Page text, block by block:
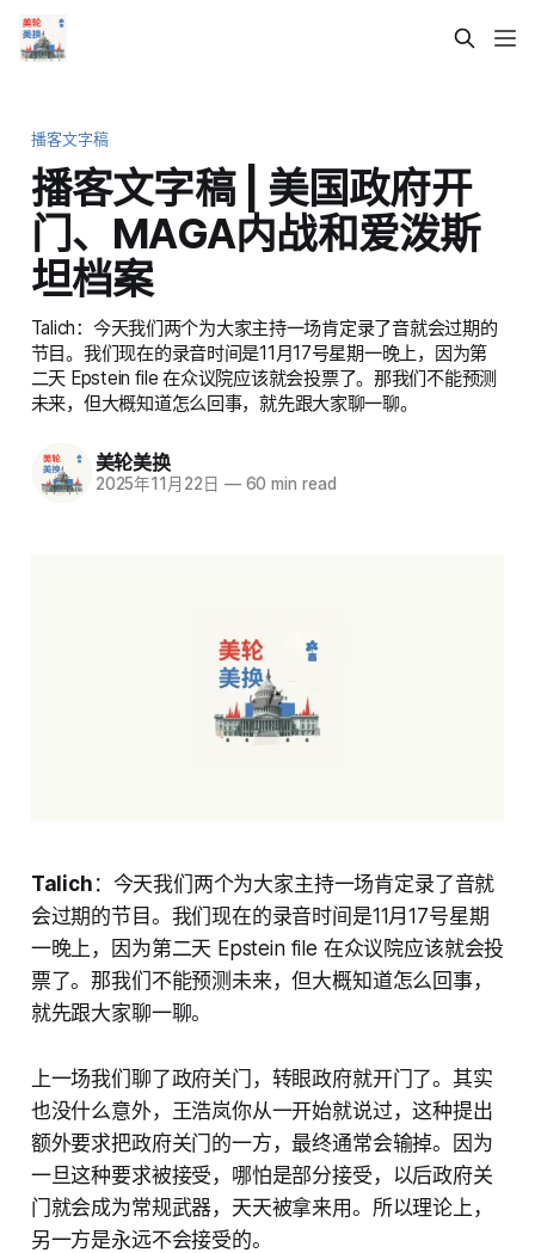
播客文字稿
播客文字稿 | 美国政府开
门、MAGA内战和爱泼斯
坦档案
Talich：今天我们两个为大家主持一场肯定录了音就会过期的
节目。我们现在的录音时间是11月17号星期一晚上，因为第
二天 Epstein file 在众议院应该就会投票了。那我们不能预测
未来，但大概知道怎么回事，就先跟大家聊一聊。
美轮美换
2025年11月22日 —60 min read
Talich ：今天我们两个为大家主持一场肯定录了音就
会过期的节目。我们现在的录音时间是11月17号星期
一晚上，因为第二天 Epstein file 在众议院应该就会投
票了。那我们不能预测未来，但大概知道怎么回事，
就先跟大家聊一聊。
上一场我们聊了政府关门，转眼政府就开门了。其实
也没什么意外，王浩岚你从一开始就说过，这种提出
额外要求把政府关门的一方，最终通常会输掉。因为
一旦这种要求被接受，哪怕是部分接受，以后政府关
门就会成为常规武器，天天被拿来用。所以理论上，
另一方是永远不会接受的。